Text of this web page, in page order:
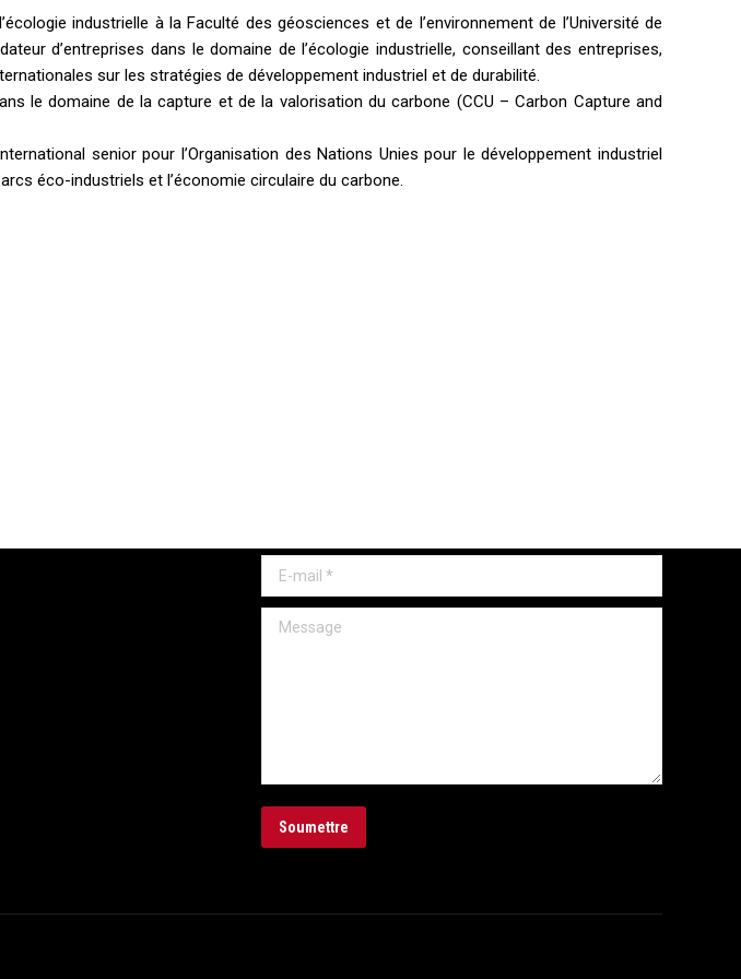
industrielle à la Faculté des géosciences et de l’environnement de l’Université de
d’entreprises dans le domaine de l’écologie industrielle, conseillant des entreprises,
sur les stratégies de développement industriel et de durabilité.
le domaine de la capture et de la valorisation du carbone (CCU – Carbon Capture and
senior pour l’Organisation des Nations Unies pour le développement industriel
éco-industriels et l’économie circulaire du carbone.
E-mail *
Message
Soumettre